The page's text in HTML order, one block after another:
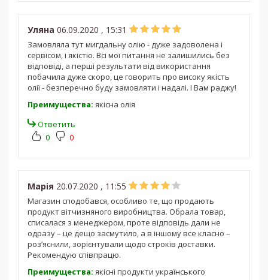
Уляна 06.09.2020 , 15:31
Замовляла тут мигдальну олію - дуже задоволена і
сервісом, і якістю. Всі мої питання не залишились без
відповіді, а перші результати від використання
побачила дуже скоро, це говорить про високу якість
олії - безперечно буду замовляти і надалі. І Вам раджу!
Преимущества: якісна олія
Ответить
0
0
Марія 20.07.2020 , 11:55
Магазин сподобався, особливо те, що продають
продукт вітчизняного виробництва. Обрала товар,
списалася з менеджером, проте відповідь дали не
одразу – це дещо засмутило, а в іншому все класно –
роз’яснили, зорієнтували щодо строків доставки.
Рекомендую співпрацю.
Преимущества: якісні продукти українського